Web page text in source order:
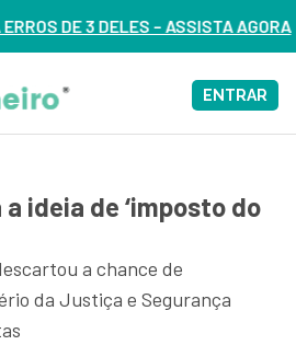
AGORA
ENTRAR
ideia de ‘imposto do
a chance de
da Justiça e Segurança